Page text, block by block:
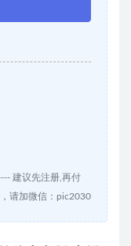
建议先注册,再付
请加微信：pic2030